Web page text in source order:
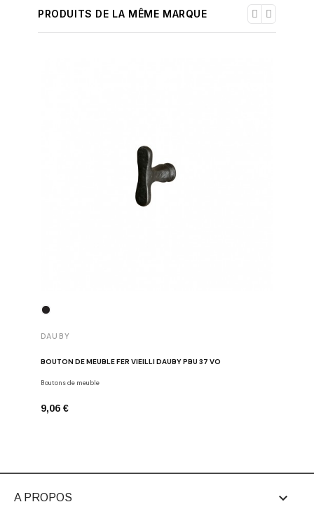
PRODUITS DE LA MÊME MARQUE
DAUBY
BOUTON DE MEUBLE FER VIEILLI DAUBY PBU 37 VO
Boutons de meuble
9,06 €
A PROPOS 